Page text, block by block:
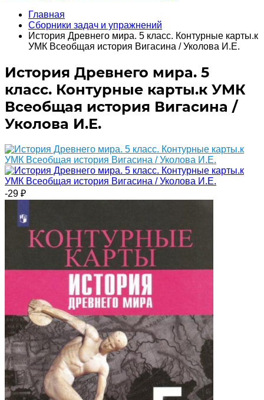
Главная
Сборники задач и упражнений
История Древнего мира. 5 класс. Контурные карты.к
УМК Всеобщая история Вигасина / Уколова И.Е.
История Древнего мира. 5
класс. Контурные карты.к УМК
Всеобщая история Вигасина /
Уколова И.Е.
-29 ₽